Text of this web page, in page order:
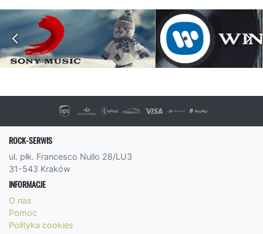
ROCK-SERWIS
ul. płk. Francesco Nullo 28/LU3
31-543 Kraków
INFORMACJE
O nas
Pomoc
Polityka cookies